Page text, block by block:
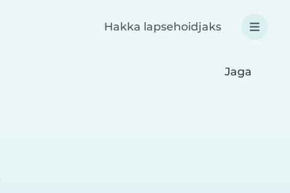
Hakka lapsehoidjaks
Jaga